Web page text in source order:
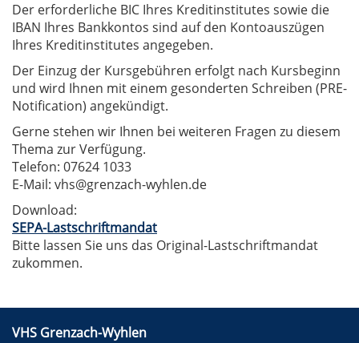
Der erforderliche BIC Ihres Kreditinstitutes sowie die
IBAN Ihres Bankkontos sind auf den Kontoauszügen
Ihres Kreditinstitutes angegeben.
Der Einzug der Kursgebühren erfolgt nach Kursbeginn
und wird Ihnen mit einem gesonderten Schreiben (PRE-
Notification) angekündigt.
Gerne stehen wir Ihnen bei weiteren Fragen zu diesem
Thema zur Verfügung.
Telefon: 07624 1033
E-Mail: vhs@grenzach-wyhlen.de
Download:
SEPA-Lastschriftmandat
Bitte lassen Sie uns das Original-Lastschriftmandat
zukommen.
VHS Grenzach-Wyhlen